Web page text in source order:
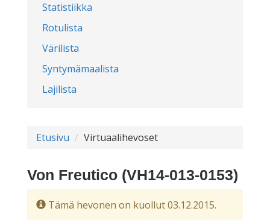
Statistiikka
Rotulista
Värilista
Syntymämaalista
Lajilista
Etusivu Virtuaalihevoset
Von Freutico (VH14-013-0153)
Tämä hevonen on kuollut 03.12.2015.